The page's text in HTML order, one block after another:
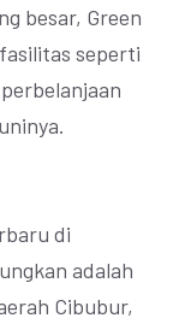
besar, Green
seperti
di
adalah
Cibubur,